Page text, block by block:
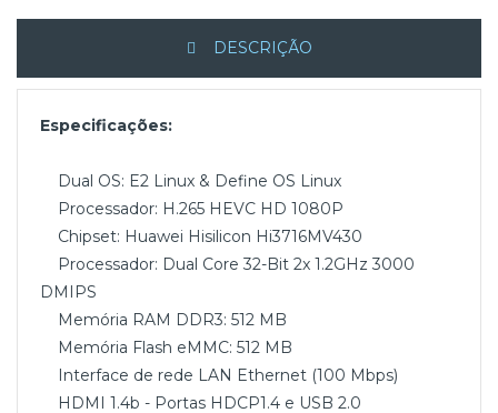
DESCRIÇÃO
Especificações:
Dual OS: E2 Linux & Define OS Linux
Processador: H.265 HEVC HD 1080P
Chipset: Huawei Hisilicon Hi3716MV430
Processador: Dual Core 32-Bit 2x 1.2GHz 3000
DMIPS
Memória RAM DDR3: 512 MB
Memória Flash eMMC: 512 MB
Interface de rede LAN Ethernet (100 Mbps)
HDMI 1.4b - Portas HDCP1.4 e USB 2.0